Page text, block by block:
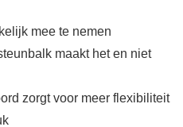
mee te nemen
maakt het en niet
zorgt voor meer flexibiliteit